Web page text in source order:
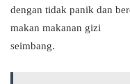
dengan tidak panik dan
makan makanan gizi
seimbang.